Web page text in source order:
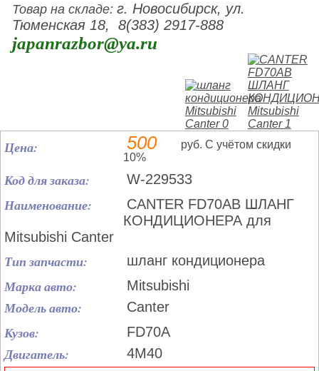
Товар на складе:г. Новосибирск, ул.
Тюменская 18, 8(383) 2917-888
japanrazbor@ya.ru
Цена: 500
руб. С учётом скидки
10%
Код для заказа: W-229533
Наименование:
CANTER FD70AB ШЛАНГ
КОНДИЦИОНЕРА для
Mitsubishi Canter
Тип запчасти: шланг кондиционера
Марка авто: Mitsubishi
Модель авто: Canter
Кузов: FD70A
Двигатель: 4M40